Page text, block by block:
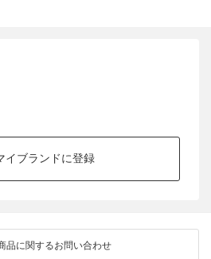
イブランドに登録
品に関するお問い合わせ